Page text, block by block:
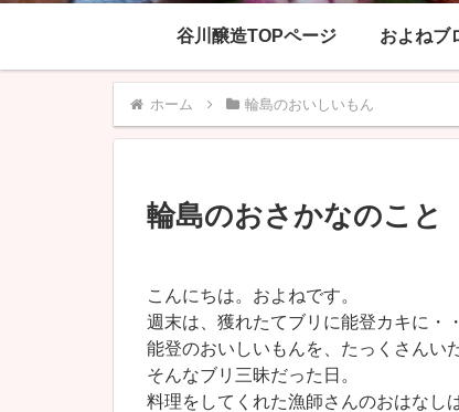
谷川醸造TOPページ およねブ
ホーム 輪島のおいしいもん
輪島のおさかなのこと
こんにちは。およねです。
週末は、獲れたてブリに能登カキに・・
能登のおいしいもんを、たっくさんい
そんなブリ三昧だった日。
料理をしてくれた漁師さんのおはなし